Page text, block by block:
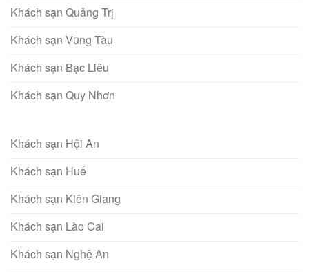
Khách sạn Quảng Trị
Khách sạn Vũng Tàu
Khách sạn Bạc Liêu
Khách sạn Quy Nhơn
Khách sạn Hội An
Khách sạn Huế
Khách sạn Kiên Giang
Khách sạn Lào Cai
Khách sạn Nghệ An